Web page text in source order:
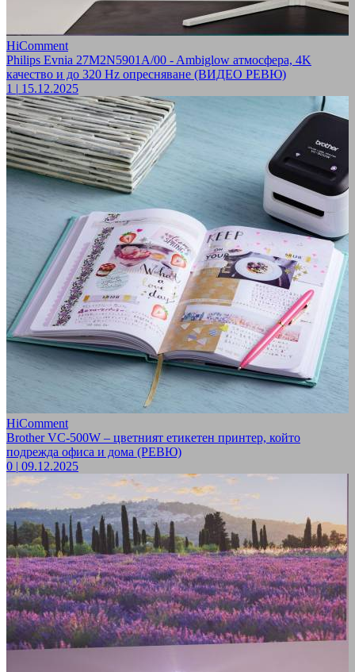
HiComment
Philips Evnia 27M2N5901A/00 - Ambiglow атмосфера, 4K
качество и до 320 Hz опресняване (ВИДЕО РЕВЮ)
1 | 15.12.2025
HiComment
Brother VC-500W – цветният етикетен принтер, който
подрежда офиса и дома (РЕВЮ)
0 | 09.12.2025